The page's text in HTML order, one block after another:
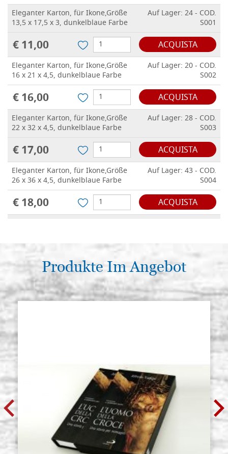
Eleganter Karton, für Ikone,Größe
13,5 x 17,5 x 3, dunkelblaue Farbe
Auf Lager: 24 - COD.
S001
€ 11,00 ACQUISTA
Eleganter Karton, für Ikone,Größe
16 x 21 x 4,5, dunkelblaue Farbe
Auf Lager: 20 - COD.
S002
€ 16,00 ACQUISTA
Eleganter Karton, für Ikone,Größe
22 x 32 x 4,5, dunkelblaue Farbe
Auf Lager: 28 - COD.
S003
€ 17,00 ACQUISTA
Eleganter Karton, für Ikone,Größe
26 x 36 x 4,5, dunkelblaue Farbe
Auf Lager: 43 - COD.
S004
€ 18,00 ACQUISTA
€ 22,00 ACQUISTA
Eleganter Karton, für Ikone,Größe
37 x 52 x 4,5, dunkelblaue Farbe
Auf Lager: 14 - COD.
S007
€ 23,00
42 x 52 x 4,5, dunkelblaue Farbe
Auf Lager: 12 - COD.
S008
€ 32,00
Eleganter Karton, für Ikone,Größe
47 x 62 x 4,5, dunkelblaue Farbe
Auf Lager: 10 - COD.
€ 34,00 ACQUISTA
Eleganter Karton, für Ikone,Größe
52 x 62 x 4,5, dunkelblaue Farbe
Auf Lager: 13 - COD.
Produkte Im Angebot